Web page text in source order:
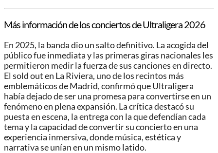
Más información de los conciertos de Ultraligera 2026
En 2025, la banda dio un salto definitivo. La acogida del
público fue inmediata y las primeras giras nacionales les
permitieron medir la fuerza de sus canciones en directo.
El sold out en La Riviera, uno de los recintos más
emblemáticos de Madrid, confirmó que Ultraligera
había dejado de ser una promesa para convertirse en un
fenómeno en plena expansión. La crítica destacó su
puesta en escena, la entrega con la que defendían cada
tema y la capacidad de convertir su concierto en una
experiencia inmersiva, donde música, estética y
narrativa se unían en un mismo latido.